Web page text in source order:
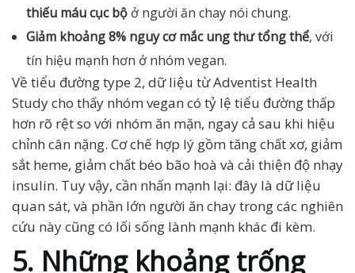
thiếu máu cục bộ ở người ăn chay nói chung.
Giảm khoảng 8% nguy cơ mắc ung thư tổng thể, với
tín hiệu mạnh hơn ở nhóm vegan.
Về tiểu đường type 2, dữ liệu từ Adventist Health
Study cho thấy nhóm vegan có tỷ lệ tiểu đường thấp
hơn rõ rệt so với nhóm ăn mặn, ngay cả sau khi hiệu
chỉnh cân nặng. Cơ chế hợp lý gồm tăng chất xơ, giảm
sắt heme, giảm chất béo bão hoà và cải thiện độ nhạy
insulin. Tuy vậy, cần nhấn mạnh lại: đây là dữ liệu
quan sát, và phần lớn người ăn chay trong các nghiên
cứu này cũng có lối sống lành mạnh khác đi kèm.
5. Những khoảng trống